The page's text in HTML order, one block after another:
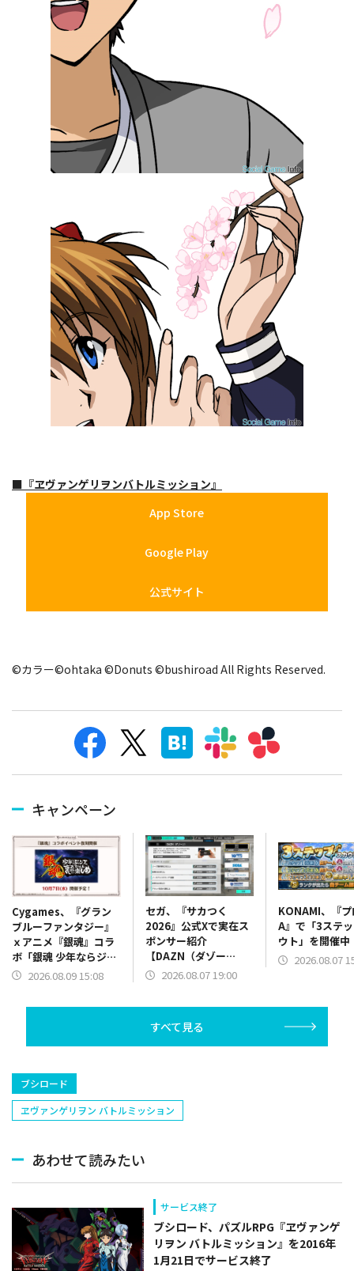
■『ヱヴァンゲリヲンバトルミッション』
App Store
Google Play
公式サイト
©カラー©ohtaka ©Donuts ©bushiroad All Rights Reserved.
キャンペーン
Cygames、『グラン
ブルーファンタジー』
ｘアニメ『銀魂』コラ
ボ「銀魂 少年ならジャ
ンプの裏表紙までちゃ
2026.08.09 15:08
セガ、『サカつく
2026』公式Xで実在ス
ポンサー紹介
【DAZN（ダゾー
ン）】篇をポスト
2026.08.07 19:00
KONAMI、『
A』で「3ステ
ウト」を開催中
2026.08.07
すべて見る
ブシロード
ヱヴァンゲリヲン バトルミッション
あわせて読みたい
サービス終了
ブシロード、パズルRPG『ヱヴァンゲ
リヲン バトルミッション』を2016年
1月21日でサービス終了